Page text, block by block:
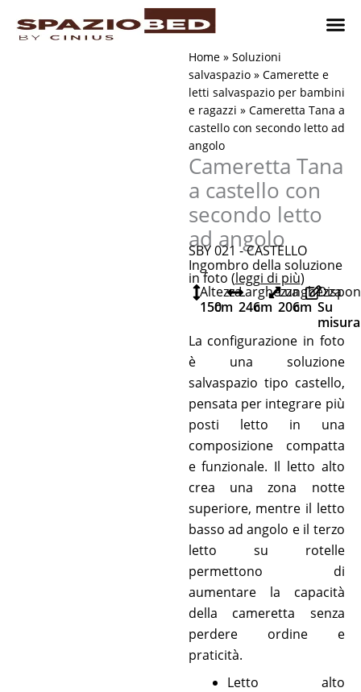
Home» Soluzioni
salvaspazio» Camerette e
letti salvaspazio per bambini
e ragazzi » Cameretta Tana a
castello con secondo letto ad
angolo
Cameretta Tana
a castello con
secondo letto
ad angolo
SBY 021 - CASTELLO
Ingombro della soluzione
in foto (leggi di più)
Altezza
150cm
Larghezza
246cm
Lunghezza
206cm Su
misura
La configurazione in foto
è una soluzione
salvaspazio tipo castello,
pensata per integrare più
posti letto in una
composizione compatta
e funzionale. Il letto alto
crea una zona notte
superiore, mentre il letto
basso ad angolo e il terzo
letto su rotelle
permettono di
aumentare la capacità
della cameretta senza
perdere ordine e
praticità.
Letto alto